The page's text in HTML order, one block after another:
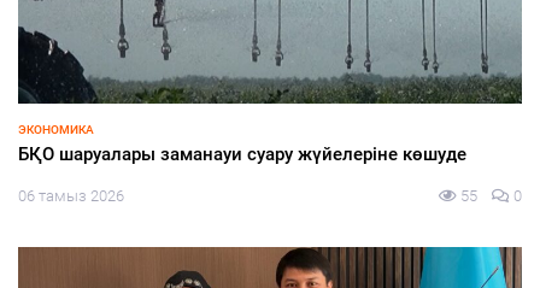
ЭКОНОМИКА
БҚО шаруалары заманауи суару жүйелеріне көшуде
06 тамыз 2026 55 0